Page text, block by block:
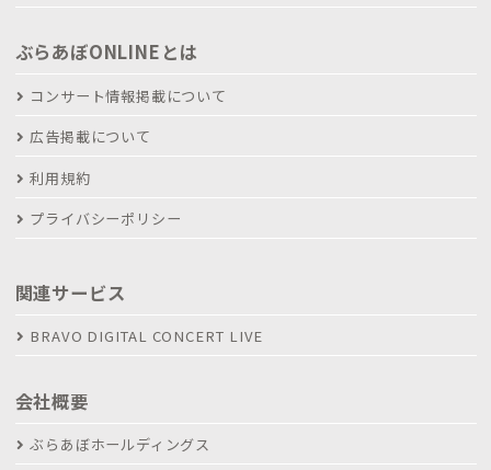
ぶらあぼONLINEとは
コンサート情報掲載について
広告掲載について
利用規約
プライバシーポリシー
関連サービス
BRAVO DIGITAL CONCERT LIVE
会社概要
ぶらあぼホールディングス